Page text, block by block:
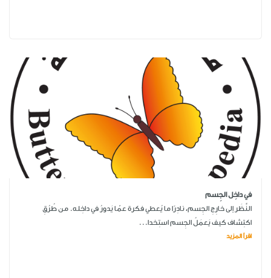
في داخِل الجِسم
النَّظَر إلى خارِجِ الجِسم، نادِرًا ما يُعطي فكرة عمّا يَدورُ في داخِله. من طُرُقِ
اكتِشاف كيف يَعمَلُ الجِسم استِخدا...
اقرأ المزيد